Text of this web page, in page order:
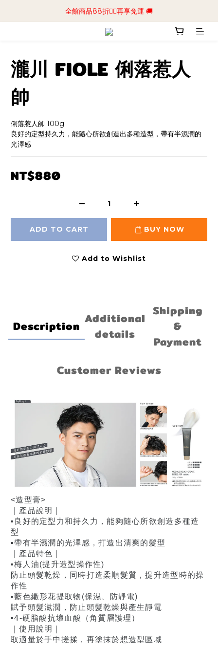
📢加入商城會員領$50💰購物金📢立即註冊
全館商品88折🧔‍♂️再享免運 🚚
📢加入商城會員領$50💰購物金📢立即註冊
瀧川 FIOLE 俐落惹人
帥
俐落惹人帥 100g
良好的定型持久力，能隨心所欲創造出多種造型，帶有半濕潤的
光澤感
NT$880
ADD TO CART BUY NOW
Add to Wishlist
Description Additional
details
Shipping
&
Payment
Customer Reviews
<造型膏>
｜產品說明｜
▪️良好的定型力和持久力，能夠隨心所欲創造多種造
型
▪️帶有半濕潤的光澤感，打造出清爽的髮型
｜產品特色｜
▪️梅人油(提升造型操作性)
防止頭髮乾燥，同時打造柔順髮質，提升造型時的操
作性
▪️藍色繖形花提取物(保濕、防靜電)
賦予頭髮滋潤，防止頭髮乾燥與產生靜電
▪️4-硬脂酸抗壞血酸（角質層護理）
｜使用說明｜
取適量於手中搓揉，再塗抹於想造型區域